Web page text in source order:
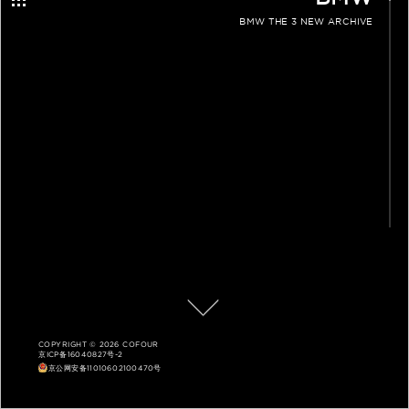
BMW THE 3 NEW ARCHIVE
COPYRIGHT © 2026 COFOUR
京ICP备16040827号-2
京公网安备11010602100470号